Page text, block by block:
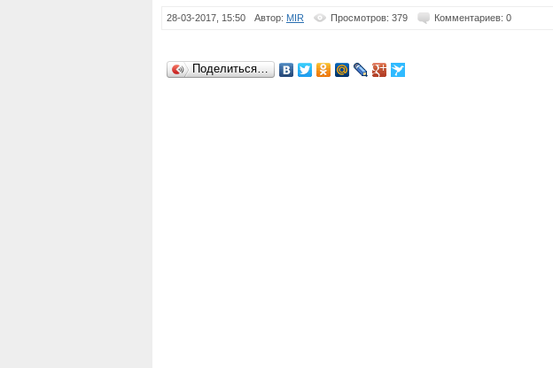
28-03-2017, 15:50 Автор: MIR Просмотров: 379 Комментариев: 0
Поделиться…